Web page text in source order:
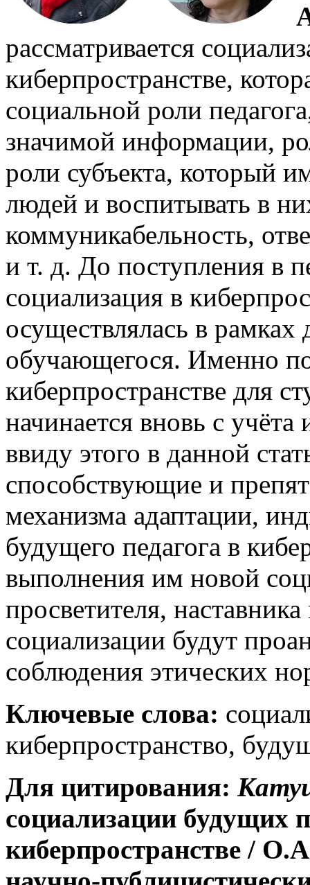
рассматривается
киберпространстве,
социальной роли
значимой информации,
роли субъекта, который
людей и воспитывать в
коммуникабельность,
и т. д. До поступления в
социализация в
осуществлялась в
обучающегося. Именно
киберпространстве для
начинается вновь с
ввиду этого в данной
способствующие и
механизма адаптации,
будущего педагога в
выполнения им новой
просветителя,
социализации будут
соблюдения этических
Ключевые слова:
киберпространство,
Для цитирования:
социализации будущих
киберпространстве /